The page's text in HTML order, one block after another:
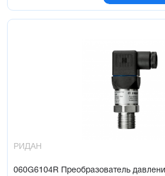
РИДАН
060G6104R Преобразователь